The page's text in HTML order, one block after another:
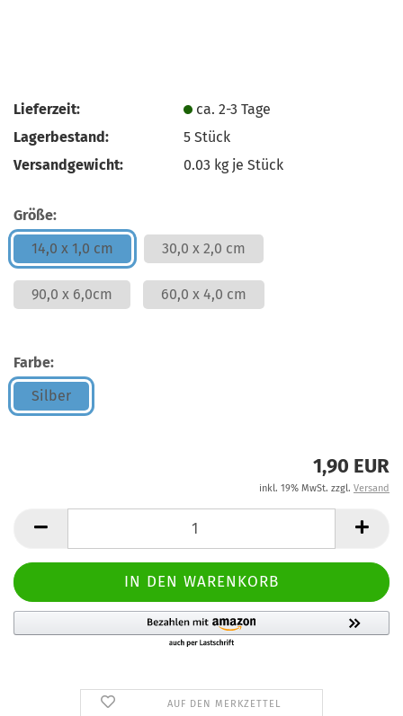
Lieferzeit:
ca. 2-3 Tage
Lagerbestand:
5Stück
Versandgewicht:
0.03 kg je Stück
Größe:
14,0 x 1,0 cm
30,0 x 2,0 cm
90,0 x 6,0cm 60,0 x 4,0 cm
Farbe:
Silber
1,90 EUR
inkl. 19% MwSt. zzgl. Versand
AUF DEN MERKZETTEL